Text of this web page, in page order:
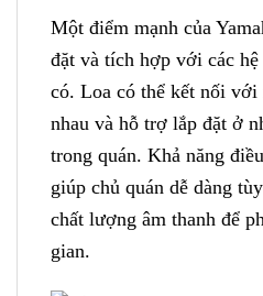
Một điểm mạnh của
đặt và tích hợp với các
có. Loa có thể kết nối
nhau và hỗ trợ lắp đặt ở
trong quán. Khả năng
giúp chủ quán dễ dàng
chất lượng âm thanh để
gian.